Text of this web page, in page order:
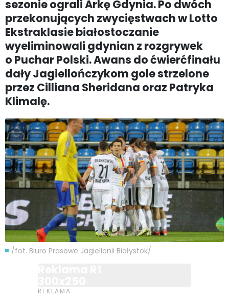
sezonie ograli Arkę Gdynia. Po dwóch
przekonujących zwycięstwach w Lotto
Ekstraklasie białostoczanie
wyeliminowali gdynian z rozgrywek
o Puchar Polski. Awans do ćwierćfinału
dały Jagiellończykom gole strzelone
przez Cilliana Sheridana oraz Patryka
Klimalę.
/fot. Biuro Prasowe Jagiellonii Białystok/